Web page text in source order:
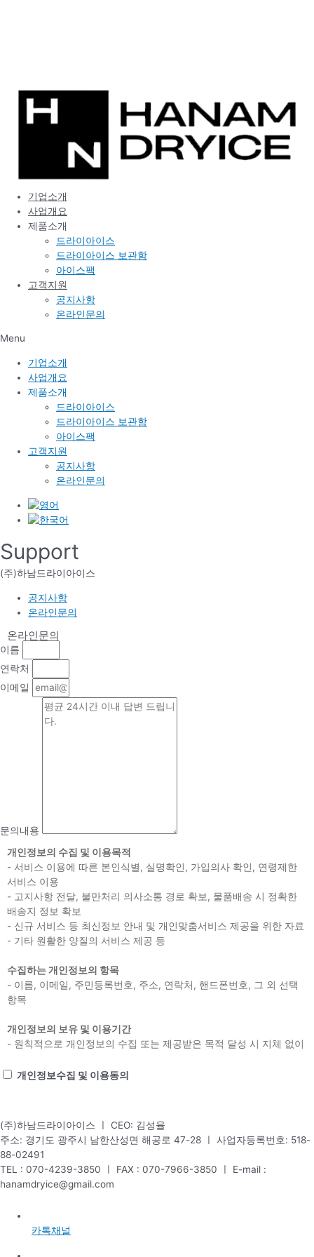
기업소개
사업개요
제품소개
드라이아이스
드라이아이스 보관함
아이스팩
고객지원
공지사항
온라인문의
Menu
기업소개
사업개요
제품소개
드라이아이스
드라이아이스 보관함
아이스팩
고객지원
공지사항
온라인문의
Support
(주)하남드라이아이스
공지사항
온라인문의
온라인문의
이름
연락처
이메일
문의내용
개인정보의 수집 및 이용목적
- 서비스 이용에 따른 본인식별, 실명확인, 가입의사 확인, 연령제한
서비스 이용
- 고지사항 전달, 불만처리 의사소통 경로 확보, 물품배송 시 정확한
배송지 정보 확보
- 신규 서비스 등 최신정보 안내 및 개인맞춤서비스 제공을 위한 자료
- 기타 원활한 양질의 서비스 제공 등
수집하는 개인정보의 항목
- 이름, 이메일, 주민등록번호, 주소, 연락처, 핸드폰번호, 그 외 선택
항목
개인정보의 보유 및 이용기간
- 원칙적으로 개인정보의 수집 또는 제공받은 목적 달성 시 지체 없이
- 다만, 원활한 서비스의 상담을 위해 상담 완료 후 내용을 3개월간 보
개인정보수집 및 이용동의
(주)하남드라이아이스 ㅣ CEO: 김성율
주소: 경기도 광주시 남한산성면 해공로 47-28 ㅣ 사업자등록번호: 518-
88-02491
TEL : 070-4239-3850 ㅣ FAX : 070-7966-3850 ㅣ E-mail :
hanamdryice@gmail.com
카톡채널